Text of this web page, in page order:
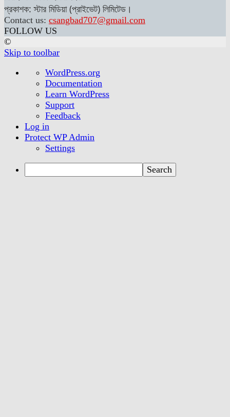
প্রকাশক: স্টার মিডিয়া (প্রাইভেট) লিমিটেড।
Contact us: csangbad707@gmail.com
FOLLOW US
©
Skip to toolbar
About
WordPress
WordPress.org
Documentation
Learn WordPress
Support
Feedback
Log in
Protect WP Admin
Settings
Search